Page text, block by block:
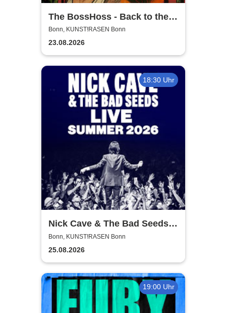
The BossHoss - Back to the
Boots - LIVE - Summer 2026
Bonn, KUNST!RASEN Bonn
23.08.2026
18:30 Uhr
Nick Cave & The Bad Seeds -
Tour 2026
Bonn, KUNST!RASEN Bonn
25.08.2026
19:00 Uhr